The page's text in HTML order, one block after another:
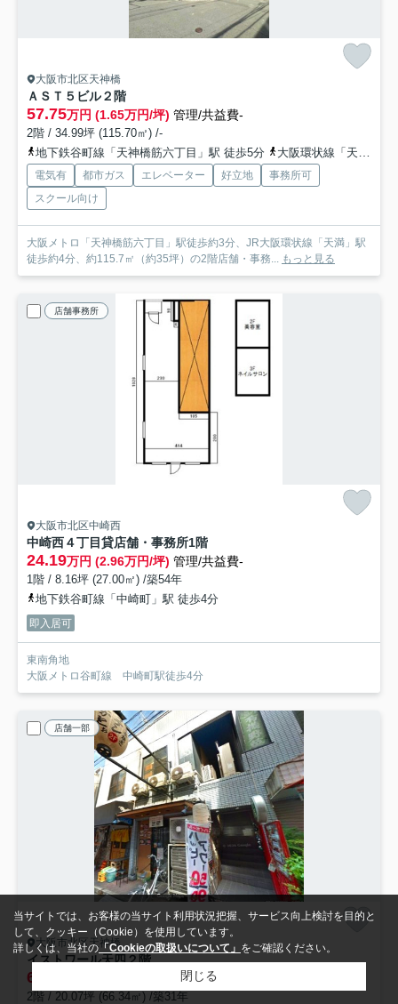
大阪市北区天神橋
ＡＳＴ５ビル２階
57.75万円 (1.65万円/坪) 管理/共益費-
2階 / 34.99坪 (115.70㎡) /-
地下鉄谷町線「天神橋筋六丁目」駅 徒歩5分
大阪環状線「天満」駅 徒歩6分
電気有 都市ガス エレベーター 好立地
事務所可
スクール向け
大阪メトロ「天神橋筋六丁目」駅徒歩約3分、JR大阪環状線「天満」駅
徒歩約4分、約115.7㎡（約35坪）の2階店舗・事務... もっと見る
店舗事務所
大阪市北区中崎西
中崎西４丁目貸店舗・事務所1階
24.19万円 (2.96万円/坪) 管理/共益費-
1階 / 8.16坪 (27.00㎡) /築54年
地下鉄谷町線「中崎町」駅 徒歩4分
即入居可
東南角地
大阪メトロ谷町線 中崎町駅徒歩4分
店舗一部
大阪市北区天神橋
イストワール天四２階
66 管理/共益費-
2階 / 20.07坪 (66.34㎡) /築31年
当サイトでは、お客様の当サイト利用状況把握、サービス向上検討を目的と
して、クッキー（Cookie）を使用しています。
詳しくは、当社の 「Cookieの取扱いについて」 をご確認ください。
閉じる